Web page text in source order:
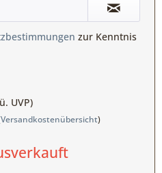
zur Kenntnis
UVP)
Versandkostenübersicht)